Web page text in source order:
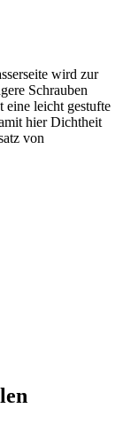
wird zur
Schrauben
eine leicht gestufte
hier Dichtheit
von